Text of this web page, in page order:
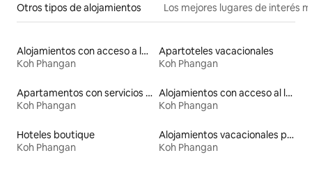
Otros tipos de alojamientos Los mejores lugares de interés
Alojamientos con acceso a la playa
Koh Phangan
Apartoteles vacacionales
Koh Phangan
Apartamentos con servicios incluidos vacacionales
Koh Phangan
Alojamientos con acceso al lago
Koh Phangan
Hoteles boutique
Koh Phangan
Alojamientos vacacionales para familias
Koh Phangan